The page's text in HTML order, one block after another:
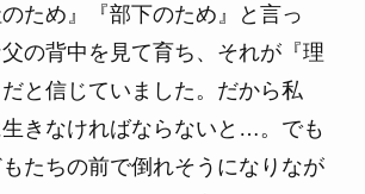
ため』『部下のため』と言っ
の背中を見て育ち、それが『理
と信じていました。だから私
きなければならないと…。でも
たちの前で倒れそうになりなが